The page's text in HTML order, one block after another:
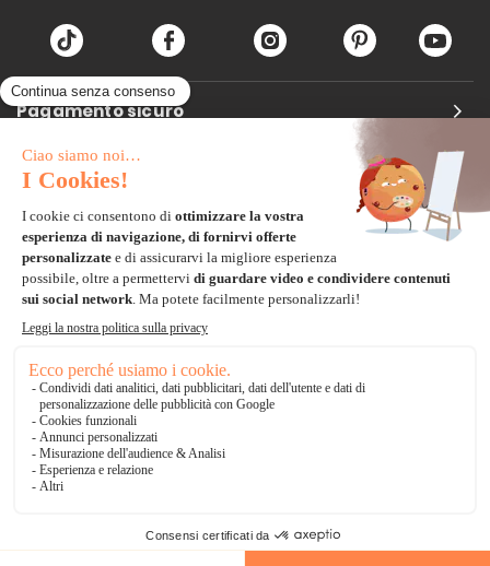
Pagamento sicuro
Carta di credito
Paypal
Bonifico Bancario
3 volte senza tasse
*Soluzioni di consegna
Delivengo Domicilio Internazionale